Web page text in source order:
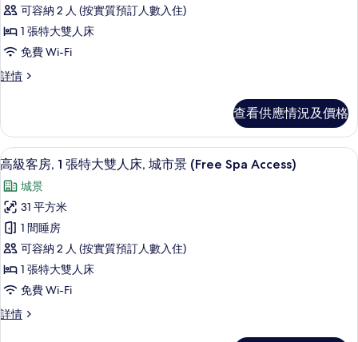
景
(Spa
Access
Included)
片
景
Access
Included)
情
華
套
房,
1
張
大
雙
人
床,
城
市
景
(Free
Spa
Access,
可容納 2 人 (按實質預訂人數入住)
1 張特大雙人床
免費 Wi-Fi
詳情
豪
1
張
特
雙
人
床,
城
市
景
(Free
Spa
Age
查看供應情況及價格
載
入
所
有
高
級
客
房,
1
高級客房, 1 張特大雙人床, 城市景
10
高級客房, 1 張特大雙人床, 城市景 (Free Spa Access)
城景
31 平方米
1 間睡房
可容納 2 人 (按實質預訂人數入住)
1 張特大雙人床
免費 Wi-Fi
詳情
高